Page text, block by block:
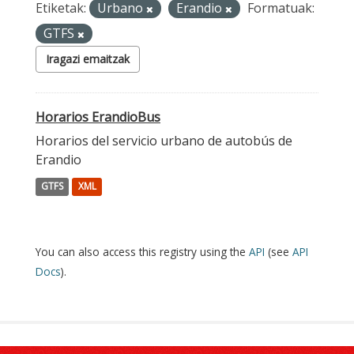
Etiketak: Urbano Erandio
Formatuak:
GTFS
Iragazi emaitzak
Horarios ErandioBus
Horarios del servicio urbano de autobús de
Erandio
GTFS XML
You can also access this registry using the API (see API
Docs).